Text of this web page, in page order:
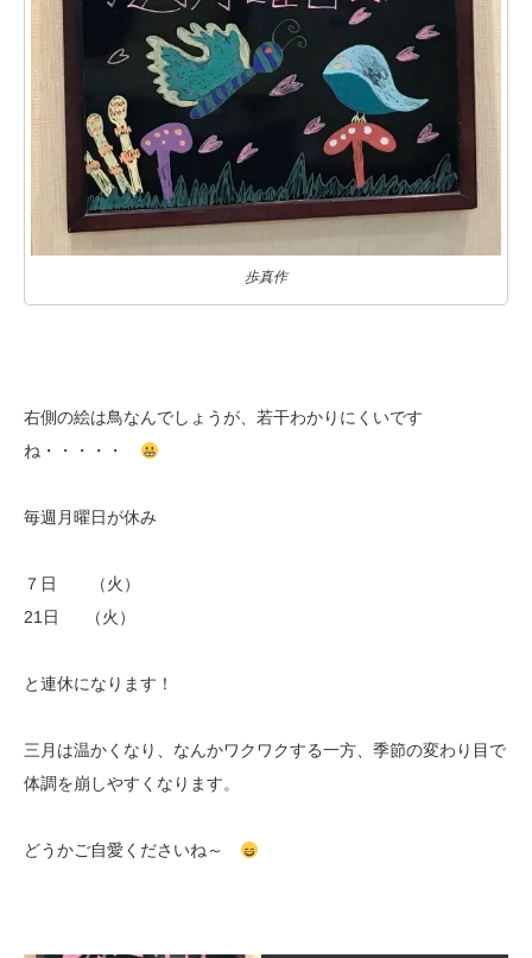
歩真作
右側の絵は鳥なんでしょうが、若干わかりにくいです
ね・・・・・
毎週月曜日が休み
７日 （火）
21日 （火）
と連休になります！
三月は温かくなり、なんかワクワクする一方、季節の変わり目で
体調を崩しやすくなります。
どうかご自愛くださいね～